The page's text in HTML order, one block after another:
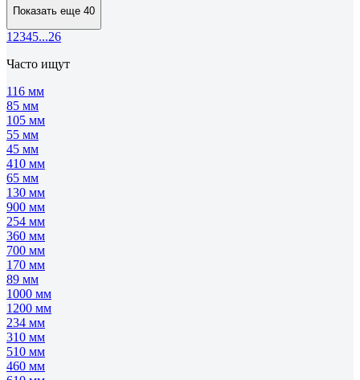
Показать еще 40
1 2345...26
Часто ищут
116 мм
85 мм
105 мм
55 мм
45 мм
410 мм
65 мм
130 мм
900 мм
254 мм
360 мм
700 мм
170 мм
89 мм
1000 мм
1200 мм
234 мм
310 мм
510 мм
460 мм